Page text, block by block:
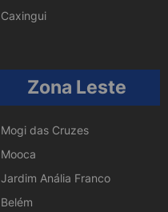
Caxingui
Zona Leste
Mogi das Cruzes
Mooca
Jardim Anália Franco
Belém